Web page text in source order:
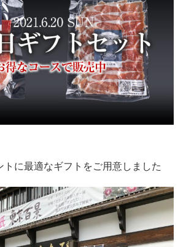
トに最適なギフトをご用意しました